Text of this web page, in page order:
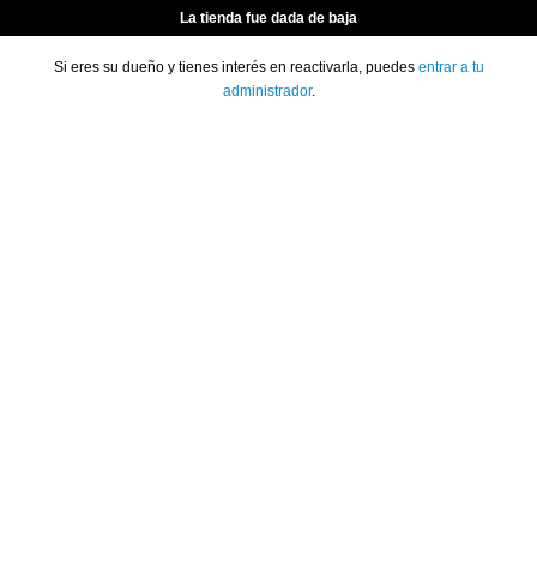
La tienda fue dada de baja
Si eres su dueño y tienes interés en reactivarla, puedes entrar a tu
administrador.